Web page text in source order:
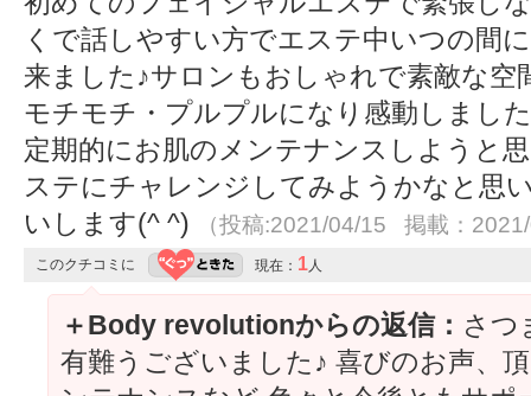
くで話しやすい方でエステ中いつの間
来ました♪サロンもおしゃれで素敵な
モチモチ・プルプルになり感動しまし
定期的にお肌のメンテナンスしようと
ステにチャレンジしてみようかなと思
いします(^ ^)
（投稿:2021/04/15 掲載：
このクチコミに 現在： 1人
＋Body revolutionからの返信： さつ
有難うございました♪ 喜びのお声、